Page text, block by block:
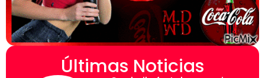
Últimas Noticias